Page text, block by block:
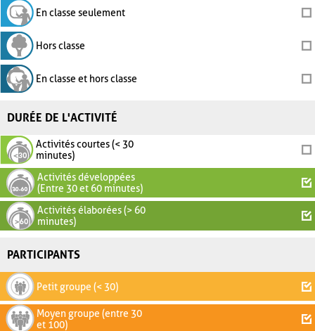
En classe seulement
Hors classe
En classe et hors classe
DURÉE DE L'ACTIVITÉ
Activités courtes (< 30
minutes)
Activités développées
(Entre 30 et 60 minutes)
Activités élaborées (> 60
minutes)
PARTICIPANTS
Petit groupe (< 30)
Moyen groupe (entre 30
et 100)